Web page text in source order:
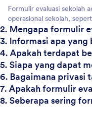
Formulir evaluasi sekolah
operasional sekolah,
2. Mengapa formulir
3. Informasi apa
4. Apakah terdapat
5. Siapa yang dapat
6. Bagaimana privasi
7. Apakah formulir
8. Seberapa sering